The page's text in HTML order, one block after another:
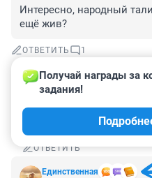
Интересно, народный
ещё жив?
ОТВЕТИТЬ 1
Гость
27 мая, 05:49
Как пива выпьет жену
тырит и смотрит 60
ОТВЕТИТЬ
Единственная
Получай награды за
задания!